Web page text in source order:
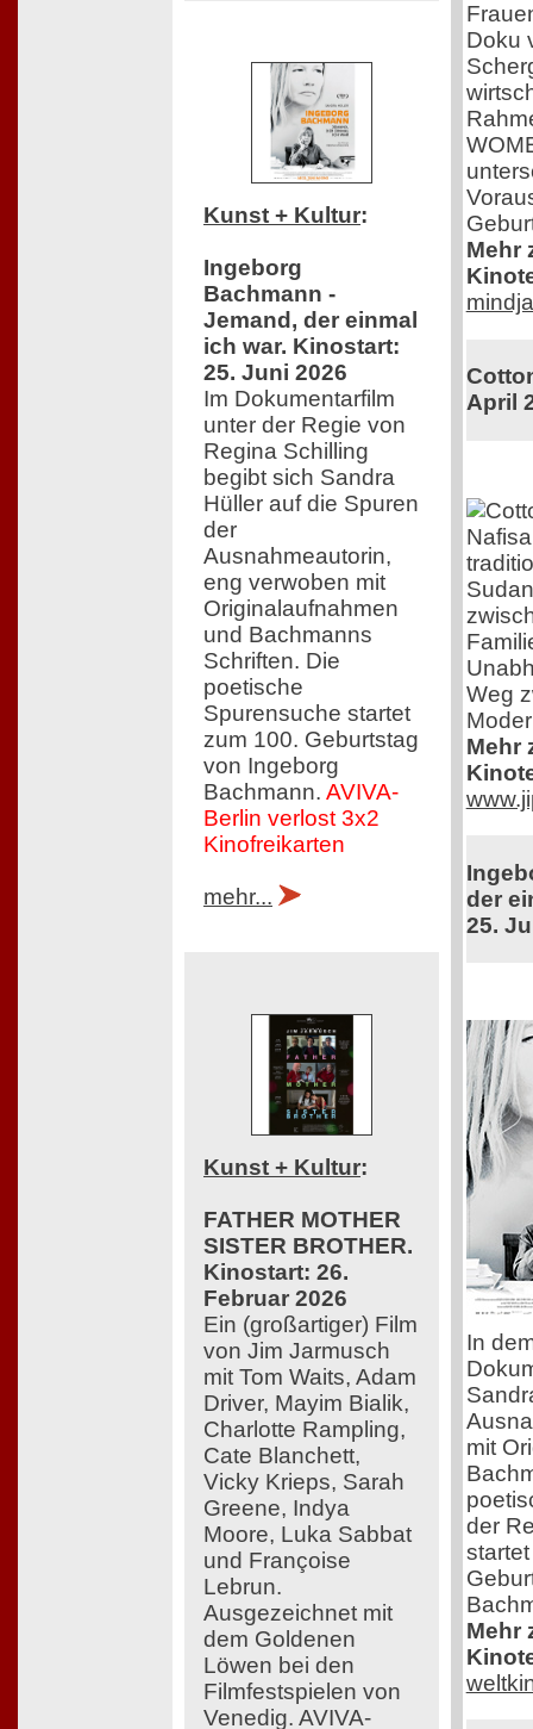
Kunst + Kultur:
Ingeborg
Bachmann -
Jemand, der einmal
ich war. Kinostart:
25. Juni 2026
Im Dokumentarfilm
unter der Regie von
Regina Schilling
begibt sich Sandra
Hüller auf die Spuren
der
Ausnahmeautorin,
eng verwoben mit
Originalaufnahmen
und Bachmanns
Schriften. Die
poetische
Spurensuche startet
zum 100. Geburtstag
von Ingeborg
Bachmann. AVIVA-
Berlin verlost 3x2
Kinofreikarten
mehr...
Kunst + Kultur:
FATHER MOTHER
SISTER BROTHER.
Kinostart: 26.
Februar 2026
Ein (großartiger) Film
von Jim Jarmusch
mit Tom Waits, Adam
Driver, Mayim Bialik,
Charlotte Rampling,
Cate Blanchett,
Vicky Krieps, Sarah
Greene, Indya
Moore, Luka Sabbat
und Françoise
Lebrun.
Ausgezeichnet mit
dem Goldenen
Löwen bei den
Filmfestspielen von
Venedig. AVIVA-
Doku
Mehr
April
Weg
Mehr
der
25.
In
mit
der
Mehr